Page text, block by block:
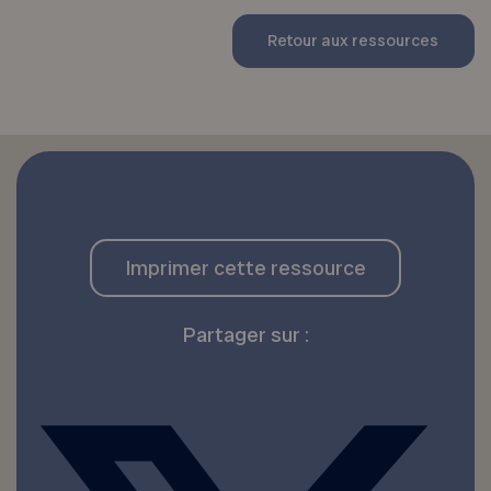
Retour aux ressources
Imprimer cette ressource
Partager sur :